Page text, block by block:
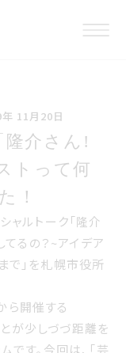
年 1いちが
11月20日
隆介さん
って何し
隆介さん!
トって何
！
ャルトーク「隆介
てるの？~アイデア
で 」 を札幌市役所
ら開催する
が少しづづ距離を
す。今回は、「芸